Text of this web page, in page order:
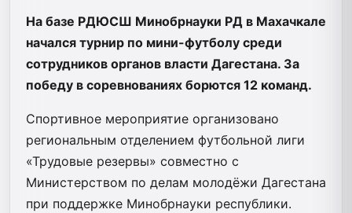
На базе РДЮСШ Минобрнауки РД в Махачкале
начался турнир по мини-футболу среди
сотрудников органов власти Дагестана. За
победу в соревнованиях борются 12 команд.
Спортивное мероприятие организовано
региональным отделением футбольной лиги
«Трудовые резервы» совместно с
Министерством по делам молодёжи Дагестана
при поддержке Минобрнауки республики.